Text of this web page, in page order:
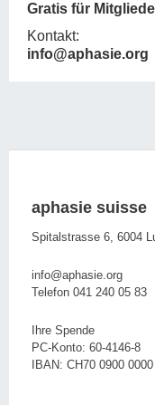
Gratis für
Kontakt:
info@aphasie.org
aphasie suisse
Spitalstrasse 6, 6004
info@aphasie.org
Telefon 041 240 05 83
Ihre Spende
PC-Konto: 60-4146-8
IBAN: CH70 0900